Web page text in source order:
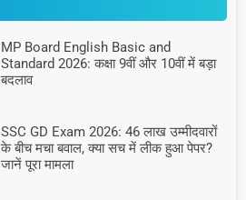
MP Board English Basic and
Standard 2026: कक्षा 9वीं और 10वीं में बड़ा
बदलाव
SSC GD Exam 2026: 46 लाख उम्मीदवारों
के बीच मचा बवाल, क्या सच में लीक हुआ पेपर?
जानें पूरा मामला